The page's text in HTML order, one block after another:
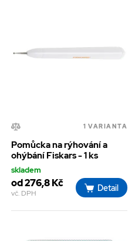
1 VARIANTA
Pomůcka na rýhování a
ohýbání Fiskars - 1 ks
skladem
od 276,8 Kč
vč. DPH
Detail